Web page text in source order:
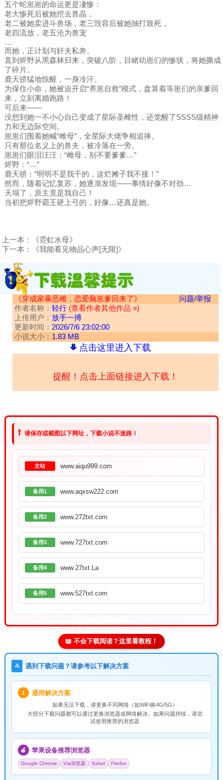
五个蛇崽崽的命运更是凄惨：
老大惨死后被她挖去兽晶，
老二被她卖进斗兽场，老三毁容后被她抽打致死，
老四流放，老五沦为兽宠
…
而她，正计划与奸夫私奔。
直到烬野从黑森林归来，突破八阶，目睹幼崽们的惨状，将她撕成
了碎片。
鹿天骄猛地惊醒，一身冷汗。
为保住小命，她被迫开启“养崽自救”模式，盘算着等崽们的亲爹回
来，立刻离婚跑路！
可后来——
没想到她一不小心自己变成了星际圣雌性，还觉醒了SSSS级精神
力和无边际空间。
崽崽们围着她喊“雌母”，全星际大佬争相追捧。
只有那位名义上的兽夫，被冷落在一旁。
崽崽们眼泪汪汪：“雌母，别不要爹爹…”
烬野：“…”
鹿天骄：“明明不是我干的，这烂摊子我不接！”
然而，随着记忆复苏，她逐渐发现——事情好像不对劲…
天塌了，原主竟是我自己！
当初把烬野霸王硬上弓的，好像…还真是她。
上一本：
《霓虹水母》
下一本：
《我能看见物品心声[无限]》
《穿成家暴恶雌，恋爱脑崽爹回来了》
问题/举报
作者名称： 轻行 (查看作者其他作品 »)
上传用户： 放手一搏
更新时间： 2026/7/6 23:02:00
小说大小： 1.83 MB
点击这里进入下载
提醒！点击上面链接进入下载！
❗ 请保存或截图以下网址，下载小说不迷路！
主站 www.aiqu999.com
备用1 www.aqxsw222.com
备用2 www.272txt.com
备用3 www.727txt.com
备用4 www.27txt.La
备用5 www.527txt.com
📖 不会下载阅读？这里看教程！
⚠️ 遇到下载问题？请参考以下解决方案
1 通用解决方案
如果无法下载，请更换不同网络（如WiFi换4G/5G）
大部分下载问题都可以通过更换浏览器或网络解决。如果问题持续，请尝
试使用推荐的浏览器
🍎 苹果设备推荐浏览器
Google Chrome Via浏览器 Safari Firefox